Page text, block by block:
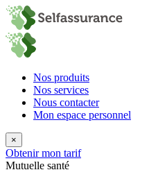
Nos produits
Nos services
Nous contacter
Mon espace personnel
×
Obtenir mon tarif
Mutuelle santé